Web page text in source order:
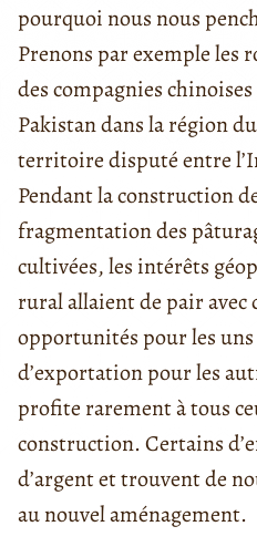
pourquoi nous nous
Prenons par exemple les
des compagnies
Pakistan dans la région du
territoire disputé entre
Pendant la construction
fragmentation des
cultivées, les intérêts
rural allaient de pair avec
opportunités pour les uns
d’exportation pour les
profite rarement à tous
construction. Certains
d’argent et trouvent de
au nouvel aménagement.